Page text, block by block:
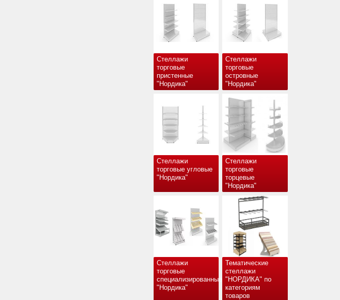
Стеллажи
торговые
пристенные
"Нордика"
Стеллажи
торговые
островные
"Нордика"
Стеллажи
торговые угловые
"Нордика"
Стеллажи
торговые
торцевые
"Нордика"
Стеллажи
торговые
специализированные
"Нордика"
Тематические
стеллажи
"НОРДИКА" по
категориям
товаров